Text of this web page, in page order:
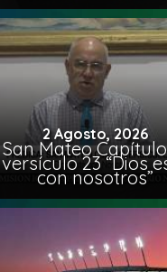
2 Agosto, 2026
San Mateo Capítulo
versículo 23 “Dios
con nosotros”